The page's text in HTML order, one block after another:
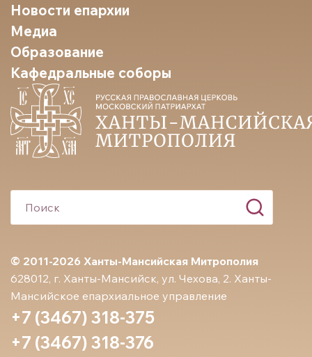
© 2011-2026 Ханты-Мансийская Митрополия
628012, г. Ханты-Мансийск, ул. Чехова, 2. Ханты-
Мансийское епархиальное управление
+7 (3467) 318-375
+7 (3467) 318-376
Новости епархии
Медиа
Образование
Кафедральные соборы